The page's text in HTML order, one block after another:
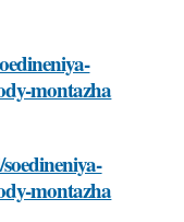
montazha
montazha